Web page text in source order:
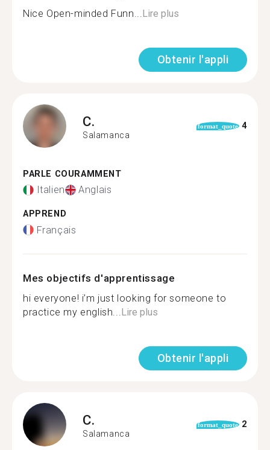
Nice Open-minded Funn... Lire plus
Obtenir l'appli
C.
Salamanca
format_quote 4
PARLE COURAMMENT
Italien Anglais
APPREND
Français
Mes objectifs d'apprentissage
hi everyone! i’m just looking for someone to
practice my english... Lire plus
Obtenir l'appli
C.
Salamanca
format_quote 2